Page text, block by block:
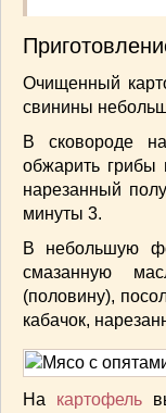
СТАТЬИ
ЛЕЧЕБНЫЕ
(56)
СЕМЬЯ(107)
ДОМ и ДАЧА(140)
ВАШИ РЕЦЕПТЫ
ДЕТСКОЕ МЕНЮ
ЛАЙФХАК(23)
МОДА(102)
РЕМОНТ(28)
Очищенный
свинины
В сковороде
обжарить грибы
нарезанный
минуты 3.
В небольшую
смазанную
(половину),
кабачок,
На картофель